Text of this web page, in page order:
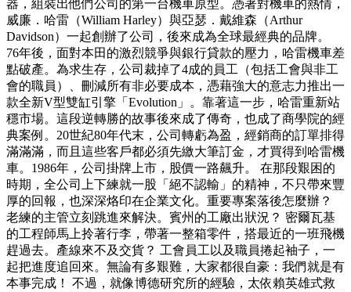
器，組裝出他們公司的第一台機車原型。憑著對機車的熱情，
威廉．哈雷（William Harley）與亞瑟．戴維森（Arthur
Davidson）一起創辦了公司，後來成為全球最經典的品牌。
76年後，面對本田的激烈競爭與銀行貸款的壓力，哈雷機車差
點破產。為求生存，公司裁掉了4成的員工（包括工會與非工
會的職員）、刪減所有非必要成本，憑藉強大的意志力推出一
款全新V型雙缸引擎「Evolution」。靠著這一步，哈雷重新站
穩市場。這段逆轉勝的故事後來成了傳奇，也成了商學院的經
典案例。20世紀80年代末，公司轉虧為盈，經銷商的訂單排得
滿滿滿，而且這些客戶都必須先繳大筆訂金，才買得到哈雷機
車。1986年，公司掛牌上市，股價一路飆升。 在那段艱困的
時期，全公司上下練就一股「絕不認輸」的精神，不只帶來豐
厚的回報，也深深烙印在企業文化。重要專案落後怎麼辦？
老練的主管立刻跳進來解決。賓州的工廠出狀況？ 密爾瓦基
的工程師馬上拎著行李，帶著一整箱零件，搭最近的一班飛機
趕過去。產線來不及交貨？ 工會員工以及職員捲起袖子，一
起把進度追回來。無論有多艱難，大家都很自豪：我們就是有
本事完成！ 不過，就像博德研究所的經驗，太依賴英雄式救